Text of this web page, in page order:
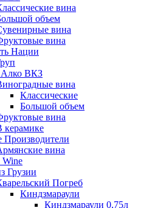
вина
объем
вина
вина
Нации
ВКЗ
вина
Классические
Большой объем
вина
керамике
Производители
вина
Грузии
Погреб
Киндзмараули
Киндзмараули 0,75л